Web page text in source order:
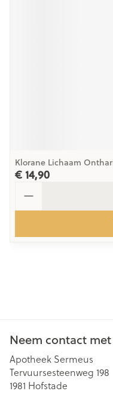
Klorane Lichaam
€ 14,90
Neem contact
Apotheek Sermeus
Tervuursesteenweg 198
1981 Hofstade